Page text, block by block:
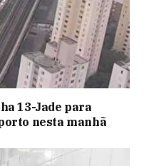
13-Jade para
nesta manhã